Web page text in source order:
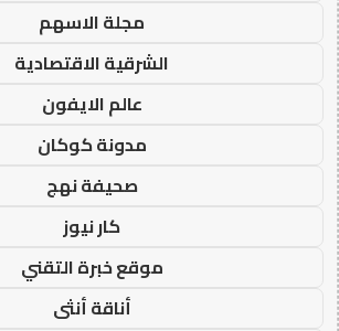
مجلة الاسهم
الشرقية الاقتصادية
عالم الايفون
مدونة كوكان
صحيفة نهج
كار نيوز
موقع خبرة التقني
أناقة أنثى